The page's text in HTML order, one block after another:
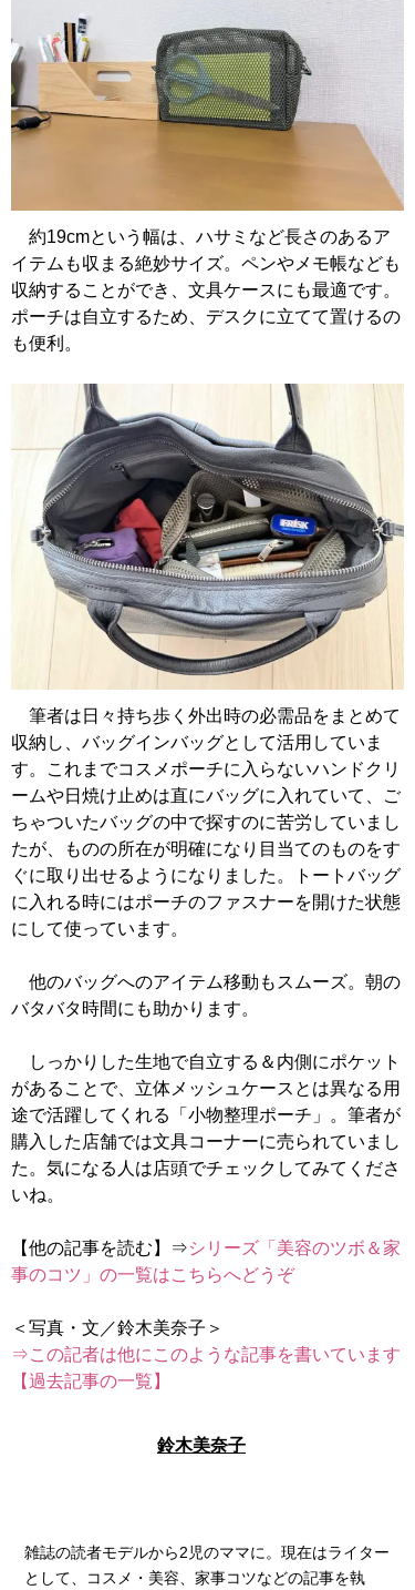
約19cmという幅は、ハサミなど長さのあるア
イテムも収まる絶妙サイズ。ペンやメモ帳なども
収納することができ、文具ケースにも最適です。
ポーチは自立するため、デスクに立てて置けるの
も便利。
筆者は日々持ち歩く外出時の必需品をまとめて
収納し、バッグインバッグとして活用していま
す。これまでコスメポーチに入らないハンドクリ
ームや日焼け止めは直にバッグに入れていて、ご
ちゃついたバッグの中で探すのに苦労していまし
たが、ものの所在が明確になり目当てのものをす
ぐに取り出せるようになりました。トートバッグ
に入れる時にはポーチのファスナーを開けた状態
にして使っています。
他のバッグへのアイテム移動もスムーズ。朝の
バタバタ時間にも助かります。
しっかりした生地で自立する＆内側にポケット
があることで、立体メッシュケースとは異なる用
途で活躍してくれる「小物整理ポーチ」。筆者が
購入した店舗では文具コーナーに売られていまし
た。気になる人は店頭でチェックしてみてくださ
いね。
【他の記事を読む】⇒シリーズ「美容のツボ＆家
事のコツ」の一覧はこちらへどうぞ
⇒この記者は他にこのような記事を書いています
【過去記事の一覧】
鈴木美奈子
雑誌の読者モデルから2児のママに。現在はライター
として、コスメ・美容、家事コツなどの記事を執